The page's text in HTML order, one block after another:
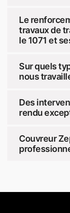
Le
travaux de
le 1071 et
Sur quels
nous
Des
rendu
Couvreur